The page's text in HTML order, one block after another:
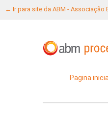
← Ir para site da ABM - Associação
Pagina inicial